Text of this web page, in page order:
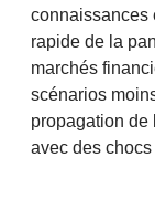
connaissances
rapide de la
marchés
scénarios
propagation de
avec des